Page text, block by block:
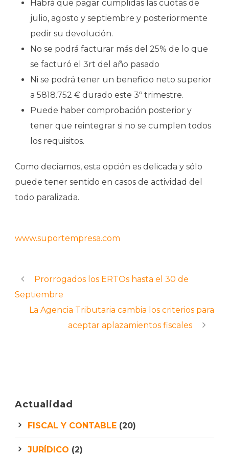
Habrá que pagar cumplidas las cuotas de
julio, agosto y septiembre y posteriormente
pedir su devolución.
No se podrá facturar más del 25% de lo que
se facturó el 3rt del año pasado
Ni se podrá tener un beneficio neto superior
a 5818.752 € durado este 3º trimestre.
Puede haber comprobación posterior y
tener que reintegrar si no se cumplen todos
los requisitos.
Como decíamos, esta opción es delicada y sólo
puede tener sentido en casos de actividad del
todo paralizada.
www.suportempresa.com
Prorrogados los ERTOs hasta el 30 de
Septiembre
La Agencia Tributaria cambia los criterios para
aceptar aplazamientos fiscales
Actualidad
FISCAL Y CONTABLE (20)
JURÍDICO (2)